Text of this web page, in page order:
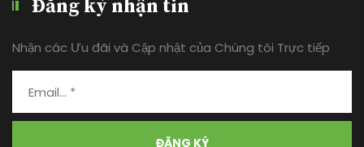
ĐĂNG KÝ
** Chúng tôi không chia sẻ id email của bạn.